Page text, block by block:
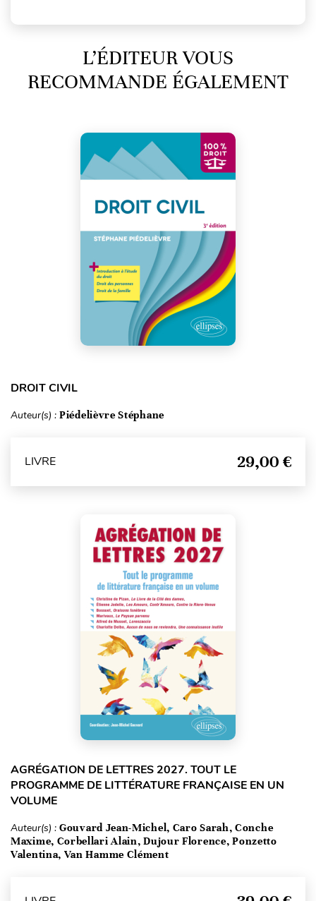
L’ÉDITEUR VOUS
RECOMMANDE ÉGALEMENT
DROIT CIVIL
Auteur(s) : Piédelièvre Stéphane
LIVRE 29,00 €
AGRÉGATION DE LETTRES 2027. TOUT LE
PROGRAMME DE LITTÉRATURE FRANÇAISE EN UN
VOLUME
Auteur(s) : Gouvard Jean-Michel, Caro Sarah, Conche
Maxime, Corbellari Alain, Dujour Florence, Ponzetto
Valentina, Van Hamme Clément